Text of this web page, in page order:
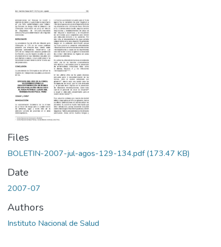
Files
BOLETIN-2007-jul-agos-129-134.pdf(173.47 KB)
Date
2007-07
Authors
Instituto Nacional de Salud